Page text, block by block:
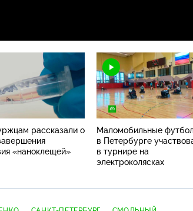
рассказали о
«наноклещей»
Маломобильные
в Петербурге
в турнире на
электроколясках